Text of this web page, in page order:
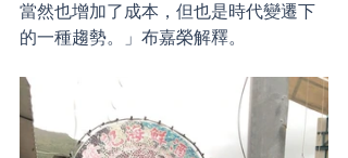
當然也增加了成本，但也是時代變遷下
的一種趨勢。」布嘉榮解釋。